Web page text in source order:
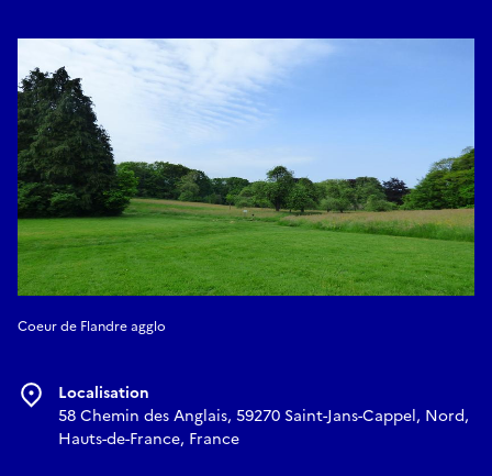
Coeur de Flandre agglo
Localisation
58 Chemin des Anglais, 59270 Saint-Jans-Cappel, Nord,
Hauts-de-France, France